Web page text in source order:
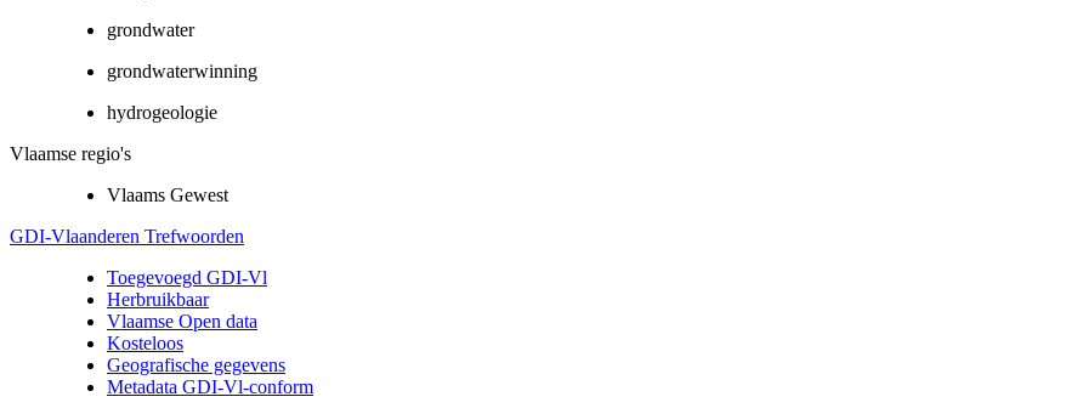
grondwater
grondwaterwinning
hydrogeologie
Vlaamse regio's
Vlaams Gewest
GDI-Vlaanderen Trefwoorden
Toegevoegd GDI-Vl
Herbruikbaar
Vlaamse Open data
Kosteloos
Geografische gegevens
Metadata GDI-Vl-conform